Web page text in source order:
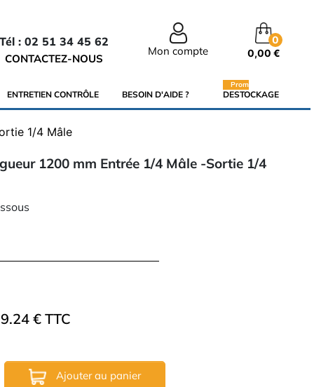
Tél : 02 51 34 45 62
CONTACTEZ-NOUS
Mon compte
0
0,00 €
ENTRETIEN CONTRÔLE BESOIN D'AIDE ? DESTOCKAGE
Promo
1/4 Mâle
1200 mm Entrée 1/4 Mâle -Sortie 1/4
€ TTC
Ajouter au panier